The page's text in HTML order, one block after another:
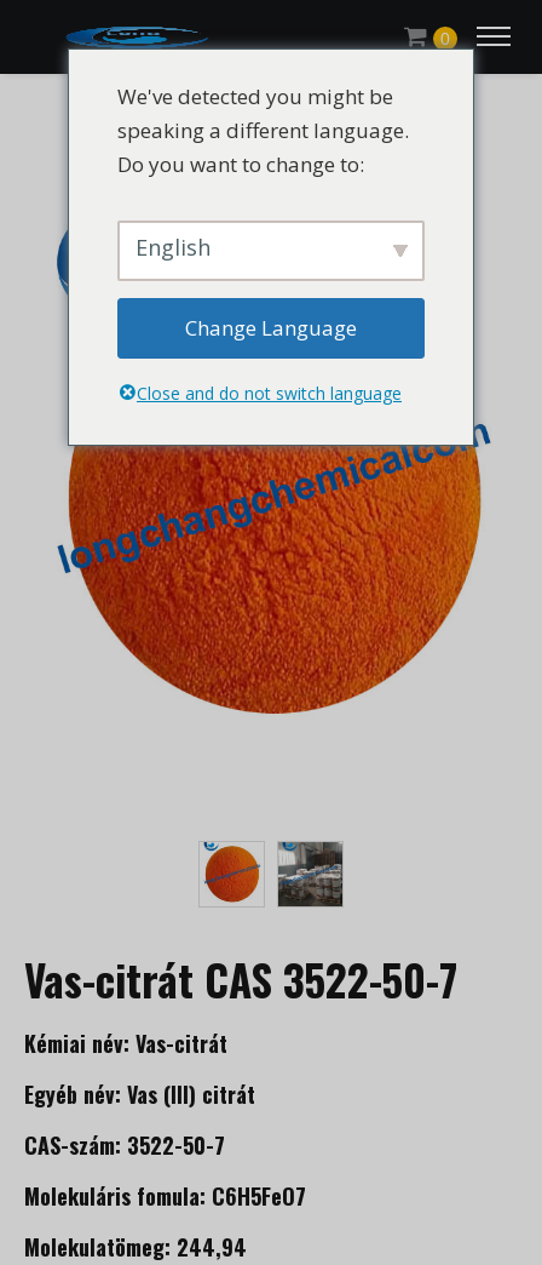
0
Vas-citrát CAS 3522-50-7
Kémiai név: Vas-citrát
Egyéb név: Vas (III) citrát
CAS-szám: 3522-50-7
Molekuláris fomula: C6H5FeO7
Molekulatömeg: 244,94
We've detected you might be
speaking a different language.
Do you want to change to:
English
Change Language
Close and do not switch language